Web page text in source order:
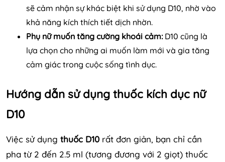
sẽ cảm nhận sự khác biệt khi sử dụng D10, nhờ vào
khả năng kích thích tiết dịch nhờn.
Phụ nữ muốn tăng cường khoái cảm:D10 cũng là
lựa chọn cho những ai muốn làm mới và gia tăng
cảm giác trong cuộc sống tình dục.
Hướng dẫn sử dụng thuốc kích dục nữ
D10
Việc sử dụng thuốc D10 rất đơn giản, bạn chỉ cần
pha từ 2 đến 2.5 ml (tương đương với 2 giọt) thuốc